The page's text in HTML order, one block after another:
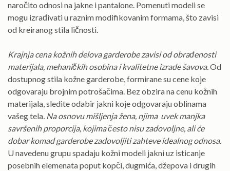
naročito odnosi na jakne i pantalone. Pomenuti modeli se
mogu izrađivati u raznim modifikovanim formama, što zavisi
od kreiranog stila ličnosti.
Krajnja cena kožnih delova garderobe zavisi od obrađenosti
materijala, mehaničkih osobina i kvalitetne izrade šavova.Od
dostupnog stila kožne garderobe, formirane su cene koje
odgovaraju brojnim potrošačima. Bez obzira na cenu kožnih
materijala, sledite odabir jakni koje odgovaraju oblinama
vašeg tela. Na osnovu mišljenja žena, njima uvek manjka
savršenih proporcija, kojima često nisu zadovoljne, ali će
dobar komad garderobe zadovoljiti zahteve idealnog odnosa.
U navedenu grupu spadaju kožni modeli jakni uz isticanje
posebnih elemenata poput kopči, dugmića, džepova i drugih